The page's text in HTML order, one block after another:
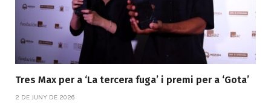
Tres Max per a ‘La tercera fuga’ i premi per a ‘Gota’
2 DE JUNY DE 2026